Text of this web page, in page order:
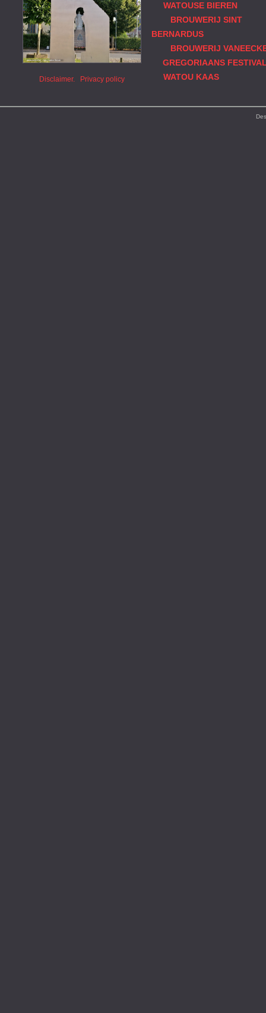
Disclaimer. Privacy policy
WATOUSE BIEREN
BROUWERIJ SINT
BERNARDUS
BROUWERIJ
GREGORIAANS
WATOU KAAS